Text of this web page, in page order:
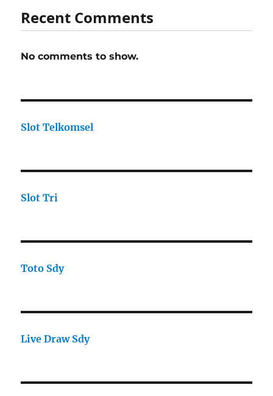
Recent Comments
No comments to show.
Slot Telkomsel
Slot Tri
Toto Sdy
Live Draw Sdy